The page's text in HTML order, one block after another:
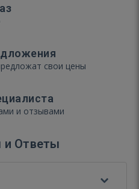
свои цены
и отзывами
и Ответы